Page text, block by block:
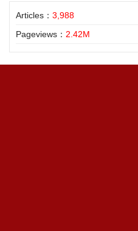
Articles： 3,988
Pageviews： 2.42M